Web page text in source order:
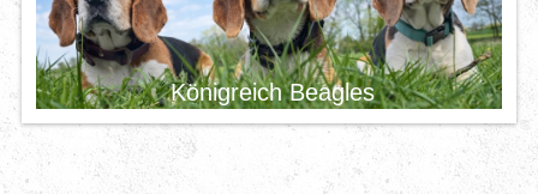
Königreich Beagles